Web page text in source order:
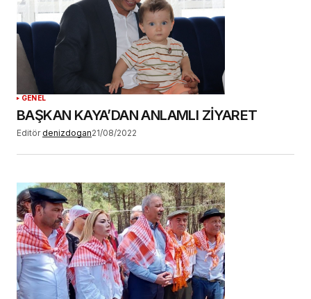
GENEL
BAŞKAN KAYA’DAN ANLAMLI ZİYARET
Editör denizdogan21/08/2022